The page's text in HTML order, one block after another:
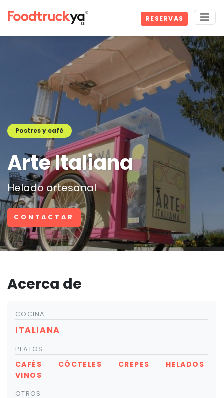
RESERVAS
Postres y café
Arte Italiana
Helado artesanal
CONTACTAR
Acerca de
COCINA
ITALIANA
PLATOS
CAFÉS CÓCTELES CREPES
HELADOS
VINOS
OTROS